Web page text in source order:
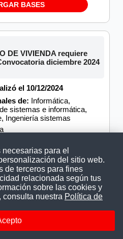
BASES
DE VIVIENDA requiere
diciembre 2024
el 10/12/2024
de: Informática,
sistemas e informática,
Ingeniería sistemas
BASES
DE VIVIENDA: (26)
Experto, Analista y otros
diciembre 2024
para el
del sitio web.
de terceros para fines
relacionada según tus
sobre las cookies y
consulta nuestra Política de